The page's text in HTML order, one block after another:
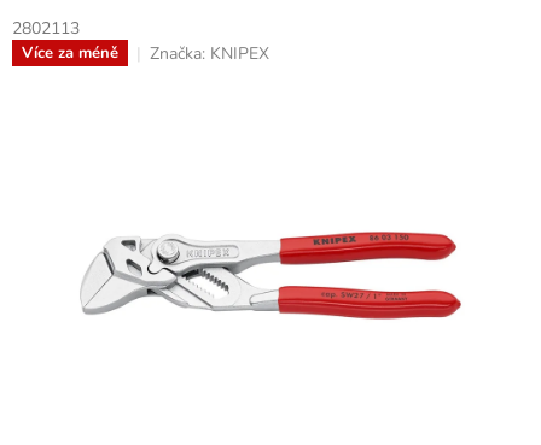
2802113
Více za méně Značka: KNIPEX